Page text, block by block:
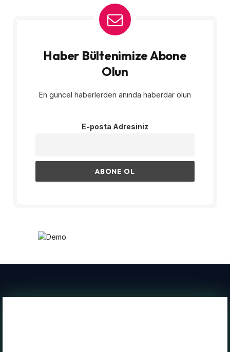
Haber Bültenimize Abone
Olun
En güncel haberlerden anında haberdar olun
E-posta Adresiniz